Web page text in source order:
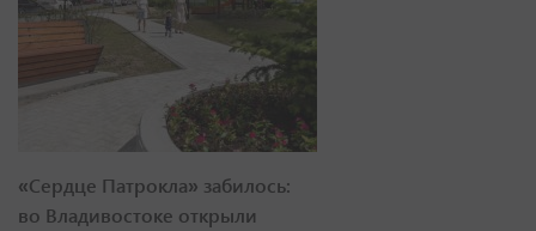
«Сердце Патрокла» забилось:
во Владивостоке открыли